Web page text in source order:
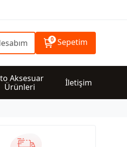
0 Sepetim
Aksesuar
Ürünleri
İletişim